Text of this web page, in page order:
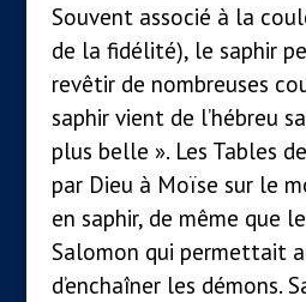
Souvent associé à la
de la fidélité), le saphir
revêtir de nombreuses
saphir vient de l’hébreu
plus belle ». Les Tables
par Dieu à Moïse sur le
en saphir, de même que
Salomon qui permettait
d’enchaîner les démons.